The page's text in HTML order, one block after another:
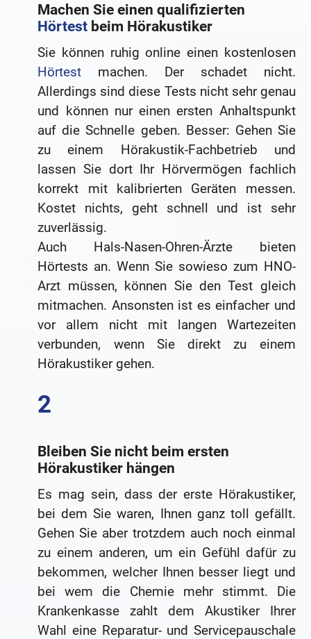
Machen Sie einen qualifizierten
Hörtest beim Hörakustiker
Sie können ruhig online einen kostenlosen
Hörtest machen. Der schadet nicht.
Allerdings sind diese Tests nicht sehr genau
und können nur einen ersten Anhaltspunkt
auf die Schnelle geben. Besser: Gehen Sie
zu einem Hörakustik-Fachbetrieb und
lassen Sie dort Ihr Hörvermögen fachlich
korrekt mit kalibrierten Geräten messen.
Kostet nichts, geht schnell und ist sehr
zuverlässig.
Auch Hals-Nasen-Ohren-Ärzte bieten
Hörtests an. Wenn Sie sowieso zum HNO-
Arzt müssen, können Sie den Test gleich
mitmachen. Ansonsten ist es einfacher und
vor allem nicht mit langen Wartezeiten
verbunden, wenn Sie direkt zu einem
Hörakustiker gehen.
Bleiben Sie nicht beim ersten
Hörakustiker hängen
Es mag sein, dass der erste Hörakustiker,
bei dem Sie waren, Ihnen ganz toll gefällt.
Gehen Sie aber trotzdem auch noch einmal
zu einem anderen, um ein Gefühl dafür zu
bekommen, welcher Ihnen besser liegt und
bei wem die Chemie mehr stimmt. Die
Krankenkasse zahlt dem Akustiker Ihrer
Wahl eine Reparatur- und Servicepauschale